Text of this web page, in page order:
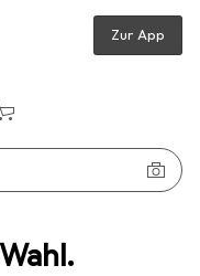
Zur App
Buff Pack Baseball Cap